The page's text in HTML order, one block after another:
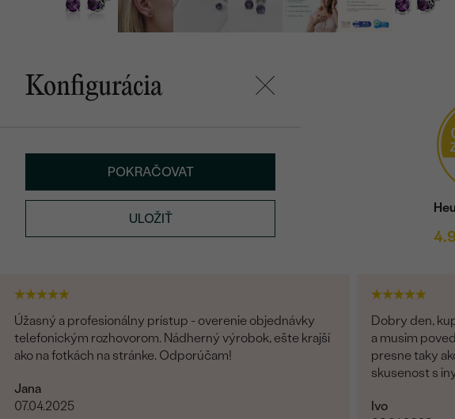
Konfigurácia
POKRAČOVAT
ULOŽIŤ
Úžasný a profesionálny prístup - overenie objednávky
telefonickým rozhovorom. Nádherný výrobok, ešte krajší
ako na fotkách na stránke. Odporúčam!
Jana
07.04.2025
Dobry den,
a musim
presne taky
skusenost s
presne
Ivo